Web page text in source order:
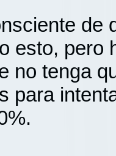
de
esto, pero
no tenga
para